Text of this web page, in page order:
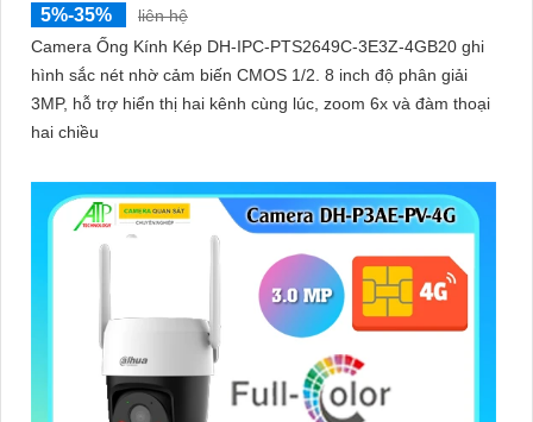
5%-35%
liên hệ
Camera Ống Kính Kép DH-IPC-PTS2649C-3E3Z-4GB20 ghi
hình sắc nét nhờ cảm biến CMOS 1/2. 8 inch độ phân giải
3MP, hỗ trợ hiển thị hai kênh cùng lúc, zoom 6x và đàm thoại
hai chiều